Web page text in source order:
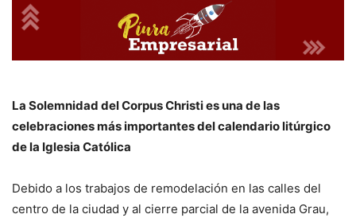
La Solemnidad del Corpus Christi es una de las
celebraciones más importantes del calendario litúrgico
de la Iglesia Católica
Debido a los trabajos de remodelación en las calles del
centro de la ciudad y al cierre parcial de la avenida Grau,